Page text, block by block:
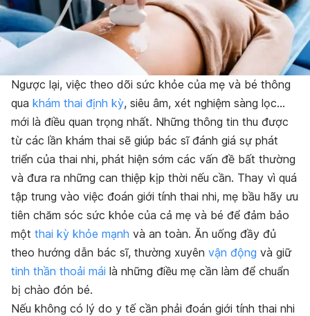
Ngược lại, việc theo dõi sức khỏe của mẹ và bé thông
qua khám thai định kỳ, siêu âm, xét nghiệm sàng lọc…
mới là điều quan trọng nhất. Những thông tin thu được
từ các lần khám thai sẽ giúp bác sĩ đánh giá sự phát
triển của thai nhi, phát hiện sớm các vấn đề bất thường
và đưa ra những can thiệp kịp thời nếu cần. Thay vì quá
tập trung vào việc đoán giới tính thai nhi, mẹ bầu hãy ưu
tiên chăm sóc sức khỏe của cả mẹ và bé để đảm bảo
một thai kỳ khỏe mạnh và an toàn. Ăn uống đầy đủ
theo hướng dẫn bác sĩ, thường xuyên vận động và giữ
tinh thần thoải mái là những điều mẹ cần làm để chuẩn
bị chào đón bé.
Nếu không có lý do y tế cần phải đoán giới tính thai nhi